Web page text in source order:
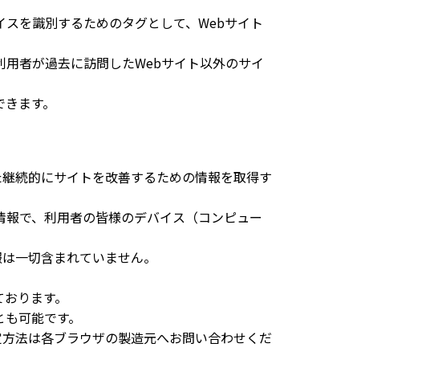
を識別するためのタグとして、Webサイト
者が過去に訪問したWebサイト以外のサイ
ます。
続的にサイトを改善するための情報を取得す
で、利用者の皆様のデバイス（コンピュー
一切含まれていません。
ります。
可能です。
法は各ブラウザの製造元へお問い合わせくだ